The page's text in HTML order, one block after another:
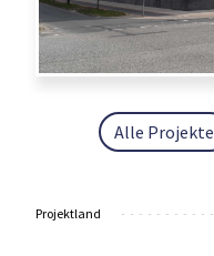
Alle Projekte
Projektland